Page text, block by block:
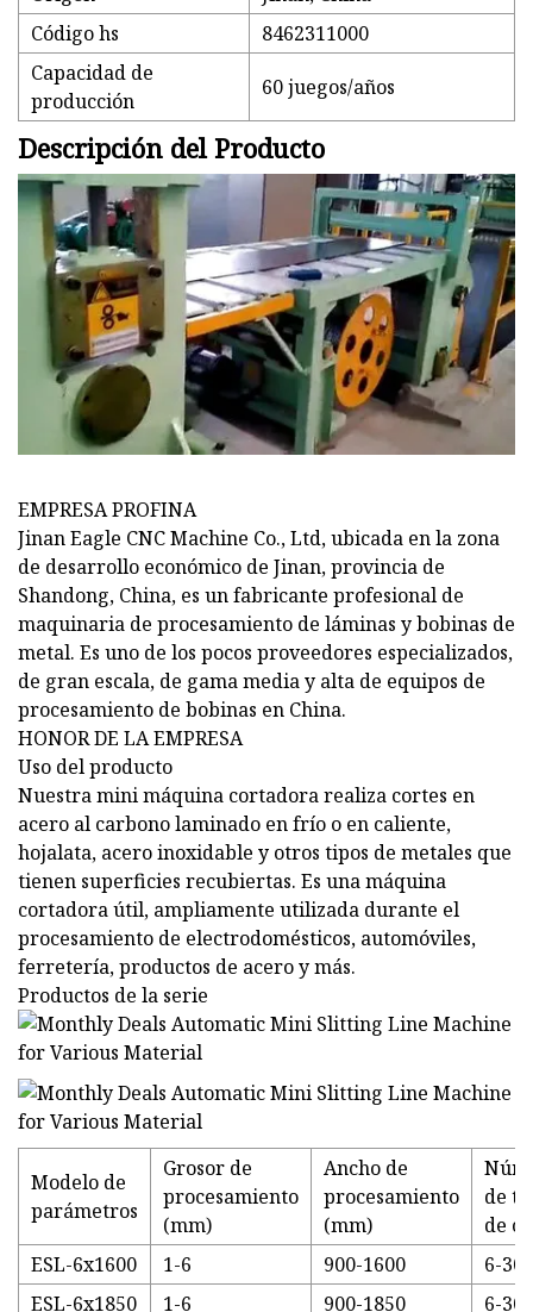
Código hs
8462311000
Capacidad de
producción
60 juegos/años
Descripción del Producto
EMPRESA PROFINA
Jinan Eagle CNC Machine Co., Ltd, ubicada en la zona
de desarrollo económico de Jinan, provincia de
Shandong, China, es un fabricante profesional de
maquinaria de procesamiento de láminas y bobinas de
metal. Es uno de los pocos proveedores especializados,
de gran escala, de gama media y alta de equipos de
procesamiento de bobinas en China.
HONOR DE LA EMPRESA
Uso del producto
Nuestra mini máquina cortadora realiza cortes en
acero al carbono laminado en frío o en caliente,
hojalata, acero inoxidable y otros tipos de metales que
tienen superficies recubiertas. Es una máquina
cortadora útil, ampliamente utilizada durante el
procesamiento de electrodomésticos, automóviles,
ferretería, productos de acero y más.
Productos de la serie
Modelo de
parámetros
Grosor de
procesamiento
(mm)
Ancho de
procesamiento
(mm)
de
de
ESL-6x1600
1-6 900-1600
6-30
ESL-6x1850
1-6 900-1850 6-30